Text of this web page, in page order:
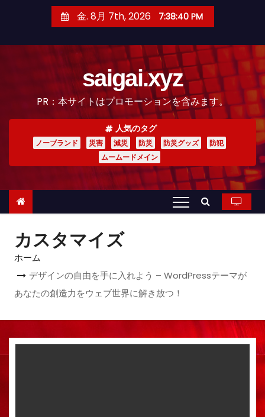
金. 8月 7th, 2026 7:38:42 PM
saigai.xyz
PR：本サイトはプロモーションを含みます。
人気のタグ
ノーブランド 災害 減災 防災 防災グッズ
防犯
ムームードメイン
カスタマイズ
ホーム
デザインの自由を手に入れよう – WordPressテーマが
あなたの創造力をウェブ世界に解き放つ！